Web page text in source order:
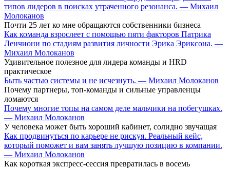
типов лидеров в поисках утраченного резонанса. — Михаил
Молоканов
Почти 25 лет ко мне обращаются собственники бизнеса
Как команда взрослеет с помощью пяти факторов Патрика
Ленчиони по стадиям развития личности Эрика Эриксона. —
Михаил Молоканов
Удивительное полезное для лидера команды и HRD
практическое
Быть частью системы и не исчезнуть. — Михаил Молоканов
Почему партнеры, топ-команды и сильные управленцы
ломаются
Почему многие топы на самом деле мальчики на побегушках.
— Михаил Молоканов
У человека может быть хороший кабинет, солидно звучащая
Как продвинуться по карьере не рискуя. Реальный кейс,
который поможет и вам занять лучшую позицию в компании.
— Михаил Молоканов
Как короткая экспресс-сессия превратилась в восемь